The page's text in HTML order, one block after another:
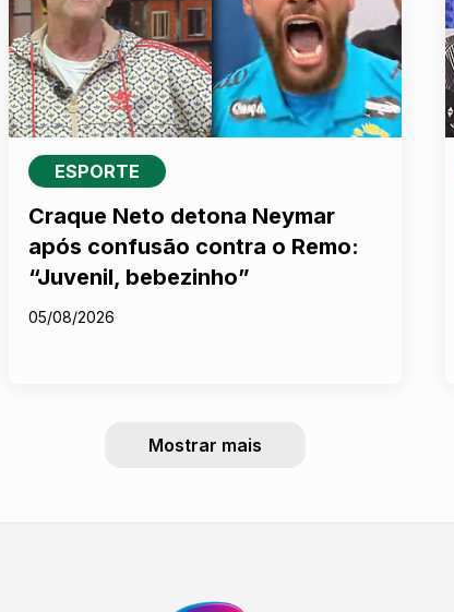
ESPORTE
Craque Neto detona Neymar
após confusão contra o Remo:
“Juvenil, bebezinho”
05/08/2026
Mostrar mais